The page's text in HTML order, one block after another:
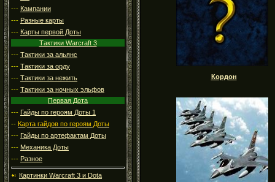
--- Кампании
--- Разные карты
--- Карты первой Доты
Тактики Warcraft 3
--- Тактики за альянс
--- Тактики за орду
--- Тактики за нежить
--- Тактики за ночных эльфов
Первая Дота
--- Гайды по героям Доты 1
-- Карта гайдов по героям Доты
--- Гайды по артефактам Доты
--- Механика Доты
--- Разное
Картинки Warcraft 3 и Dota
Кордон